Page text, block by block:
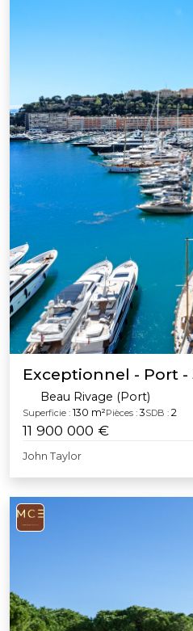
Exceptionnel - Port -
Beau Rivage (Port)
Superficie : 130 m²Pièces : 3SDB : 2
11 900 000 €
John Taylor